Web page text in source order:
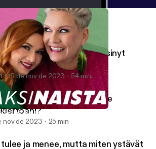
oot kaunis kaljunakin!
“En olis ite välttämättä viitsinyt
joltain podcast-hostilta”
1 15 de nov de 2023 54 min
nainen, kun en tunne
nov de 2023 25 min
ja menee, mutta miten ystävät